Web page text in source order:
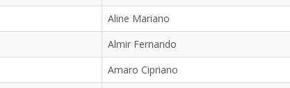
Aline Mariano
Almir Fernando
Amaro Cipriano